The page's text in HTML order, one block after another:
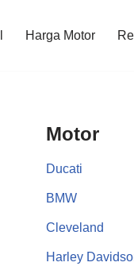
Harga Motor
Motor
Ducati
BMW
Cleveland
Harley